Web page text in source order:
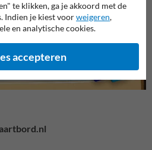
Scheepvaartborden BPR
te klikken, ga je akkoord met de
Indien je kiest voorweigeren,
en analytische cookies.
accepteren